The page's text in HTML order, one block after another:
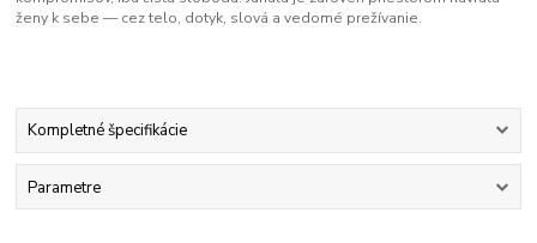
ženy k sebe — cez telo, dotyk, slová a vedomé prežívanie.
Kompletné špecifikácie
Parametre